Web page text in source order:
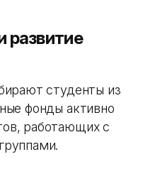
развитие
студенты из
фонды активно
работающих с